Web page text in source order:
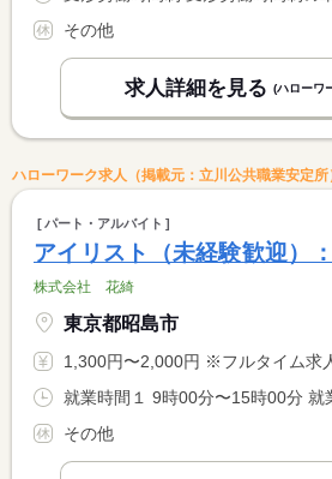
その他
求人詳細を見る (ハローワ
ハローワーク求人（掲載元：立川公共職業安定所
パート・アルバイト
アイリスト（未経験歓迎）
株式会社 花綺
東京都昭島市
1,300円〜2,000円 ※フルタイム求人の場合は月額（換算額）、パート
その他